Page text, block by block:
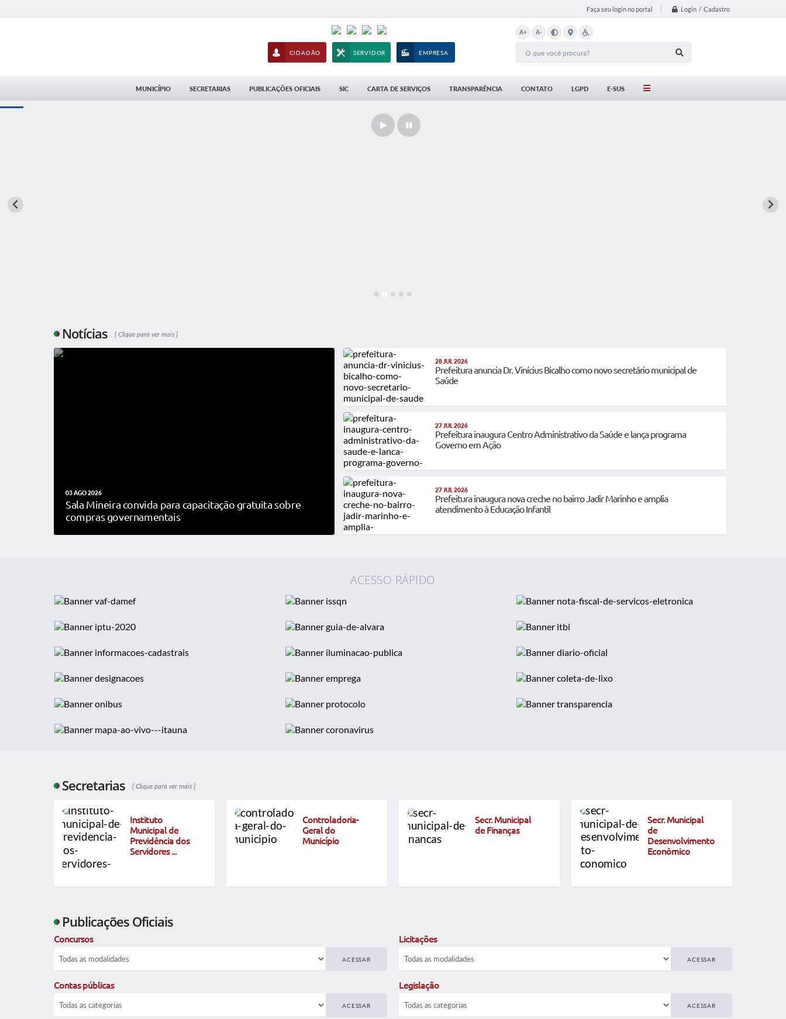
Faça seu login no portal Login / Cadastro
CIDADÃO SERVIDOR EMPRESA
A+ A-
MUNICÍPIO SECRETARIAS PUBLICAÇÕES OFICIAIS SIC CARTA DE SERVIÇOS TRANSPARÊNCIA CONTATO LGPD E-SUS
Notícias Clique para ver mais
03 AGO 2026
Sala Mineira convida para capacitação gratuita sobre
compras governamentais
28 JUL 2026
Prefeitura anuncia Dr. Vinícius Bicalho como novo secretário municipal de
Saúde
27 JUL 2026
Prefeitura inaugura Centro Administrativo da Saúde e lança programa
Governo em Ação
27 JUL 2026
Prefeitura inaugura nova creche no bairro Jadir Marinho e amplia
atendimento à Educação Infantil
Prefeitura de Itaúna inicia entrega de nova passarela na Várzea da Olaria e
ACESSO RÁPIDO
Secretarias Clique para ver mais
Instituto
Municipal de
Previdência dos
Servidores ...
Controladoria-
Geral do
Município
Secr. Municipal
de Finanças
Secr. Municipal
de
Desenvolvimento
Econômico
Publicações Oficiais
Concursos
ACESSAR
Licitações
ACESSAR
Contas públicas
ACESSAR
Legislação
ACESSAR